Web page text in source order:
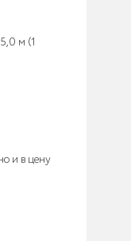
м (1
и в цену